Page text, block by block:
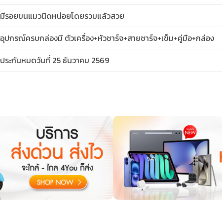
มีรอยขนแมวนิดหน่อยโดยรวมแล้วสวย
อุปกรณ์ครบกล่องมี ตัวเครื่อง+หัวชาร์จ+สายชาร์จ+เข็ม+คู่มือ+กล่อง
ประกันหมดวันที่ 25 ธันวาคม 2569